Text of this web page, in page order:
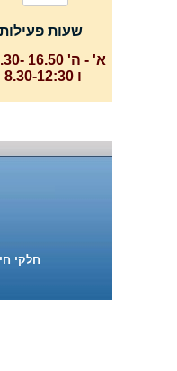
שעות פעילות
א' - ה' 16.50 -8.30
ו 8.30-12:30
חלקי